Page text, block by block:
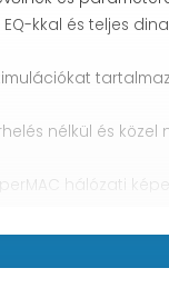
kkal és teljes
tartalmaz,
nélkül és közel
hálózati
műsorokat